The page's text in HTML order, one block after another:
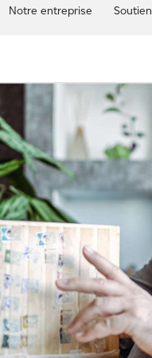
Notre entreprise Soutien